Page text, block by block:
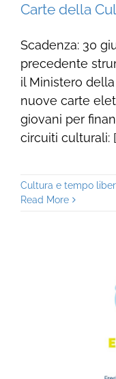
Carte della
Scadenza: 30
precedente
il Ministero
nuove carte
giovani per
circuiti culturali:
Cultura e tempo
Read More